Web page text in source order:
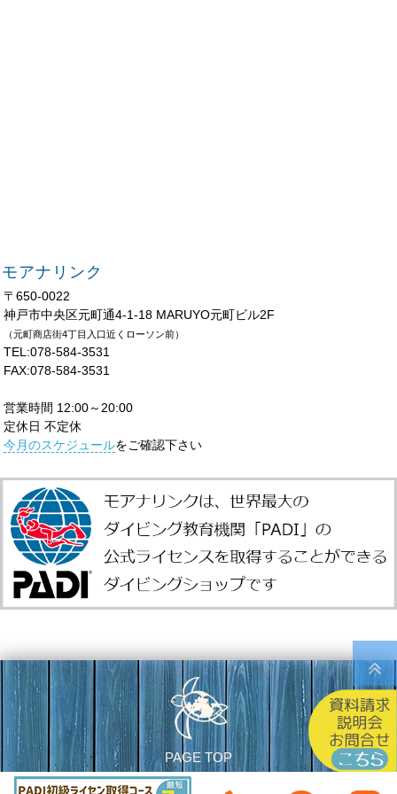
モアナリンク
〒650-0022
神戸市中央区元町通4-1-18 MARUYO元町ビル2F
（元町商店街4丁目入口近くローソン前）
TEL:078-584-3531
FAX:078-584-3531
営業時間 12:00～20:00
定休日 不定休
今月のスケジュールをご確認下さい
PAGE TOP